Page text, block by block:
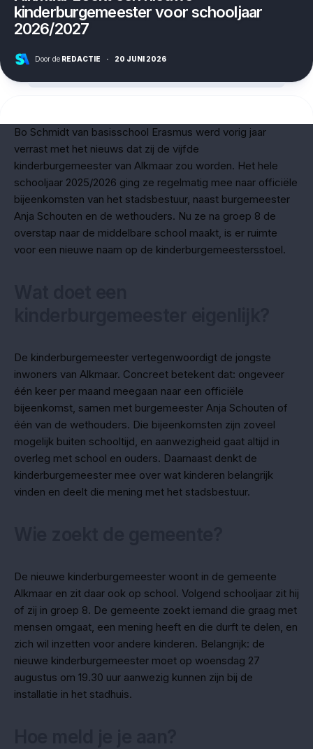
kinderburgemeester voor schooljaar
2026/2027
Door de REDACTIE · 20 JUNI 2026
Bo Schmidt van basisschool Erasmus werd vorig jaar
verrast met het nieuws dat zij de vijfde
kinderburgemeester van Alkmaar zou worden. Het hele
schooljaar 2025/2026 ging ze regelmatig mee naar officiële
bijeenkomsten van het stadsbestuur, naast burgemeester
Anja Schouten en de wethouders. Nu ze na groep 8 de
overstap naar de middelbare school maakt, is er ruimte
voor een nieuwe naam op de kinderburgemeestersstoel.
De kinderburgemeester vertegenwoordigt de jongste
inwoners van Alkmaar. Concreet betekent dat: ongeveer
één keer per maand meegaan naar een officiële
bijeenkomst, samen met burgemeester Anja Schouten of
één van de wethouders. Die bijeenkomsten zijn zoveel
mogelijk buiten schooltijd, en aanwezigheid gaat altijd in
overleg met school en ouders. Daarnaast denkt de
kinderburgemeester mee over wat kinderen belangrijk
vinden en deelt die mening met het stadsbestuur.
De nieuwe kinderburgemeester woont in de gemeente
Alkmaar en zit daar ook op school. Volgend schooljaar zit hij
of zij in groep 8. De gemeente zoekt iemand die graag met
mensen omgaat, een mening heeft en die durft te delen, en
zich wil inzetten voor andere kinderen. Belangrijk: de
nieuwe kinderburgemeester moet op woensdag 27
augustus om 19.30 uur aanwezig kunnen zijn bij de
installatie in het stadhuis.